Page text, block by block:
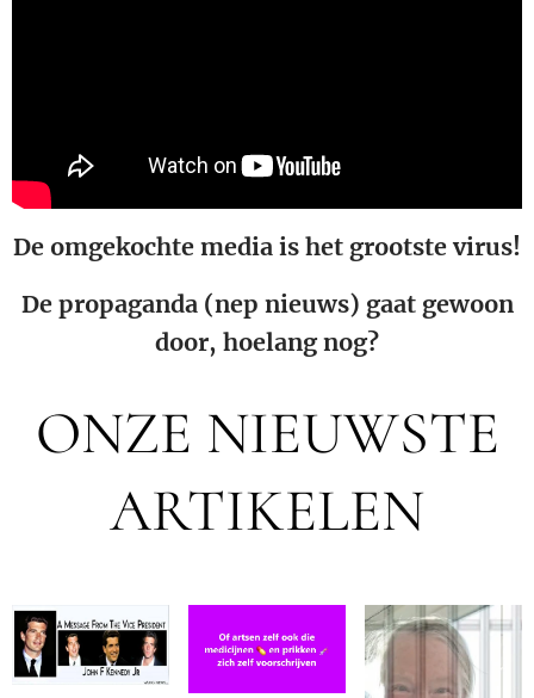
De omgekochte media is het grootste virus!
De propaganda (nep nieuws) gaat gewoon
door, hoelang nog?
ONZE NIEUWSTE
ARTIKELEN